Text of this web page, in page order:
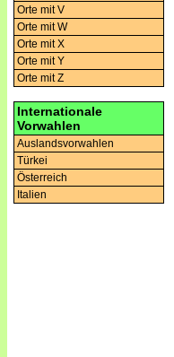
Orte mit V
Orte mit W
Orte mit X
Orte mit Y
Orte mit Z
Internationale
Vorwahlen
Auslandsvorwahlen
Türkei
Österreich
Italien